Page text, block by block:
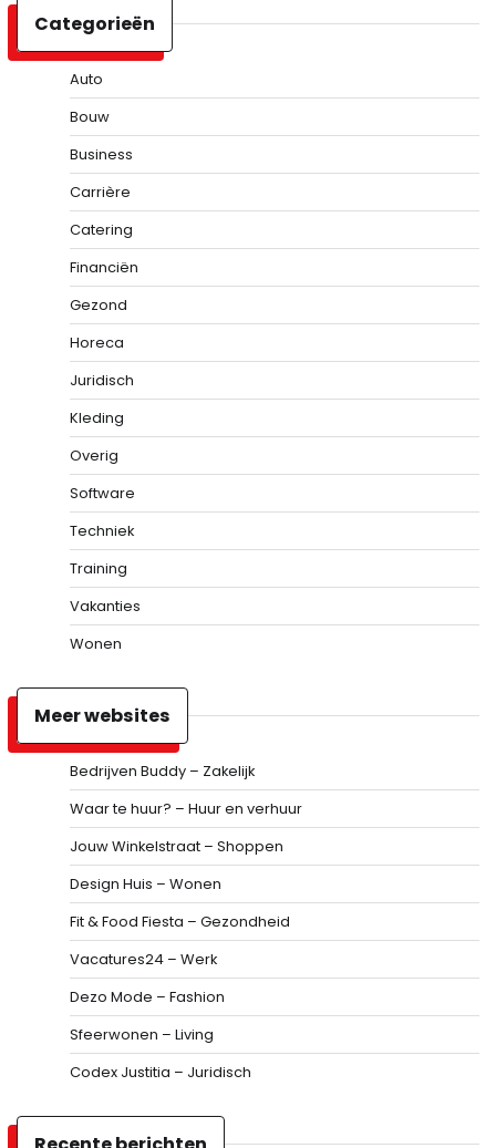
Categorieën
Auto
Bouw
Business
Carrière
Catering
Financiën
Gezond
Horeca
Juridisch
Kleding
Overig
Software
Techniek
Training
Vakanties
Wonen
Meer websites
Bedrijven Buddy – Zakelijk
Waar te huur? – Huur en verhuur
Jouw Winkelstraat – Shoppen
Design Huis – Wonen
Fit & Food Fiesta – Gezondheid
Vacatures24 – Werk
Dezo Mode – Fashion
Sfeerwonen – Living
Codex Justitia – Juridisch